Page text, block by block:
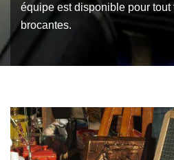
équipe est disponible pour tout
brocantes.